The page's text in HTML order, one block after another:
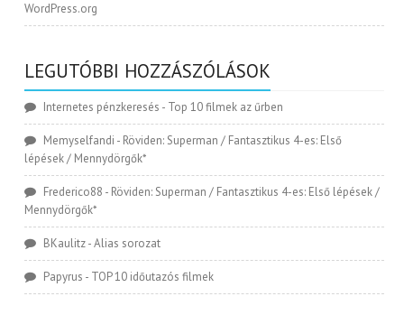
WordPress.org
LEGUTÓBBI HOZZÁSZÓLÁSOK
Internetes pénzkeresés - Top 10 filmek az űrben
Memyselfandi - Röviden: Superman / Fantasztikus 4-es: Első
lépések / Mennydörgők*
Frederico88 - Röviden: Superman / Fantasztikus 4-es: Első lépések /
Mennydörgők*
BKaulitz-Alias sorozat
Papyrus - TOP 10 időutazós filmek